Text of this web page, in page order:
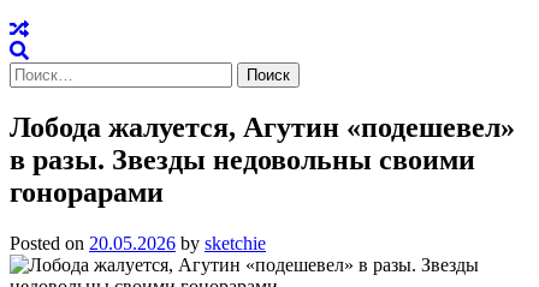
Найти:
Лобода жалуется, Агутин «подешевел»
в разы. Звезды недовольны своими
гонорарами
Posted on 20.05.2026 by sketchie